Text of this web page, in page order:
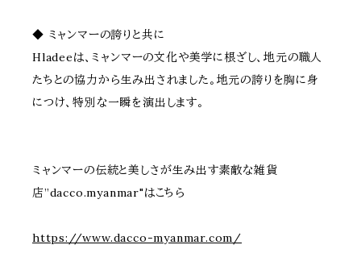
◆ ミャンマーの誇りと共に
Hladeeは、ミャンマーの文化や美学に根ざし、地元の職人
たちとの協力から生み出されました。地元の誇りを胸に身
につけ、特別な一瞬を演出します。
ミャンマーの伝統と美しさが生み出す素敵な雑貨
店”dacco.myanmar"はこちら
https://www.dacco-myanmar.com/